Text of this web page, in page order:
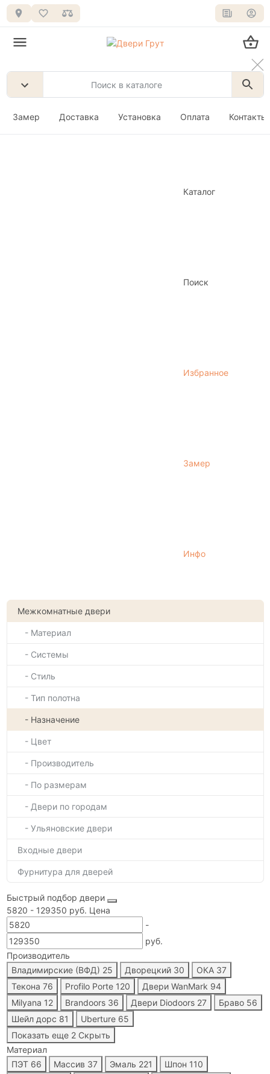
Замер Доставка Установка Оплата Контакты
Каталог
Поиск
Избранное
Замер
Инфо
Межкомнатные двери
- Материал
- Системы
- Стиль
- Тип полотна
- Назначение
- Цвет
- Производитель
- По размерам
- Двери по городам
- Ульяновские двери
Входные двери
Фурнитура для дверей
Быстрый подбор двери
5820 - 129350 руб. Цена
-
руб.
Производитель
Владимирские (ВФД) 25 Дворецкий 30 ОКА 37
Текона 76 Profilo Porte 120 Двери WanMark 94
Milyana 12 Brandoors 36 Двери Diodoors 27 Браво 56
Шейл дорс 81 Uberture 65
Показать еще 2 Скрыть
Материал
ПЭТ 66 Массив 37 Эмаль 221 Шпон 110